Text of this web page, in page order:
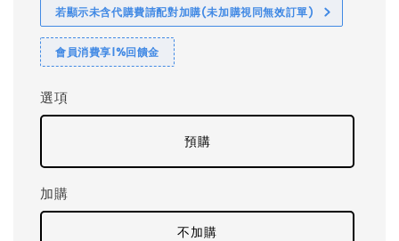
若顯示未含代購費請配對加購(未加購視同無效訂單)
會員消費享1%回饋金
選項
預購
加購
不加購